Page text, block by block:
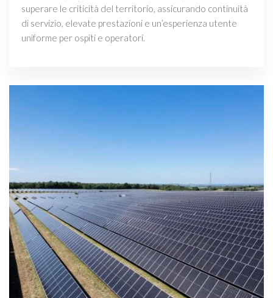
superare le criticità del territorio, assicurando continuità
di servizio, elevate prestazioni e un’esperienza utente
uniforme per ospiti e operatori.